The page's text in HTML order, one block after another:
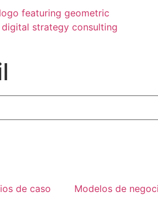
de caso Modelos de